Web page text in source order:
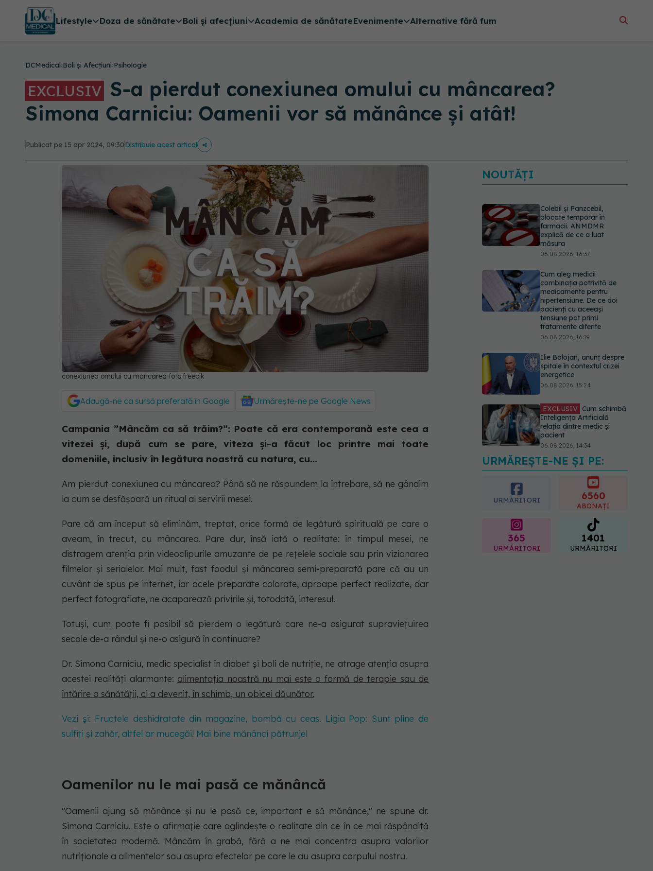
Lifestyle Doza de sănătate Boli și afecțiuni Academia de sănătateEvenimente Alternative fără fum
DCMedical›Boli și Afecțiuni›Psihologie
EXCLUSIV S-a pierdut conexiunea omului cu mâncarea?
Simona Carniciu: Oamenii vor să mănânce și atât!
Publicat pe 15 apr 2024, 09:30Distribuie acest articol
conexiunea omului cu mancarea foto:freepik
Adaugă-ne ca sursă preferată în Google Urmărește-ne pe Google News
Campania ”Mâncăm ca să trăim?”: Poate că era contemporană este cea a
vitezei și, după cum se pare, viteza și-a făcut loc printre mai toate
domeniile, inclusiv în legătura noastră cu natura, cu...
Am pierdut conexiunea cu mâncarea? Până să ne răspundem la întrebare, să ne gândim
la cum se desfășoară un ritual al servirii mesei.
Pare că am început să eliminăm, treptat, orice formă de legătură spirituală pe care o
aveam, în trecut, cu mâncarea. Pare dur, însă iată o realitate: în timpul mesei, ne
distragem atenția prin videoclipurile amuzante de pe rețelele sociale sau prin vizionarea
filmelor și serialelor. Mai mult, fast foodul și mâncarea semi-preparată pare că au un
cuvânt de spus pe internet, iar acele preparate colorate, aproape perfect realizate, dar
perfect fotografiate, ne acaparează privirile și, totodată, interesul.
Totuși, cum poate fi posibil să pierdem o legătură care ne-a asigurat supraviețuirea
secole de-a rândul și ne-o asigură în continuare?
Dr. Simona Carniciu, medic specialist în diabet și boli de nutriție, ne atrage atenția asupra
acestei realități alarmante: alimentația noastră nu mai este o formă de terapie sau de
întărire a sănătății, ci a devenit, în schimb, un obicei dăunător.
Vezi și: Fructele deshidratate din magazine, bombă cu ceas. Ligia Pop: Sunt pline de
sulfiți și zahăr, altfel ar mucegăi! Mai bine mănânci pătrunjel
Oamenilor nu le mai pasă ce mănâncă
"Oamenii ajung să mănânce și nu le pasă ce, important e să mănânce," ne spune dr.
Simona Carniciu. Este o afirmație care oglindește o realitate din ce în ce mai răspândită
în societatea modernă. Mâncăm în grabă, fără a ne mai concentra asupra valorilor
nutriționale a alimentelor sau asupra efectelor pe care le au asupra corpului nostru.
NOUTĂȚI
Colebil și Panzcebil,
blocate temporar în
farmacii. ANMDMR
explică de ce a luat
măsura
06.08.2026, 16:37
Cum aleg medicii
combinația potrivită de
medicamente pentru
hipertensiune. De ce doi
pacienți cu aceeași
tensiune pot primi
tratamente diferite
06.08.2026, 16:19
Ilie Bolojan, anunț despre
spitale în contextul crizei
energetice
06.08.2026, 15:24
EXCLUSIV Cum schimbă
Inteligența Artificială
relația dintre medic și
pacient
06.08.2026, 14:34
Greșeala pe care milioane
de femei o fac când își
cumpără sutien. Un medic
explică metoda corectă
06.08.2026, 18:08
URMĂREȘTE-NE ȘI PE:
URMĂRITORI 6560
ABONAȚI
365
URMĂRITORI
1401
URMĂRITORI